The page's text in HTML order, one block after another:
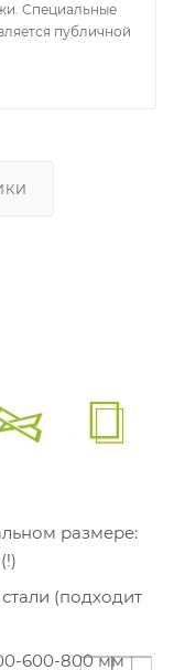
Специальные
публичной
размере:
(подходит
600-800 мм